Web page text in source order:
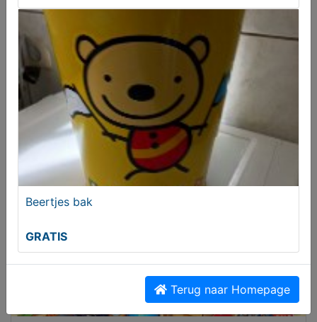
MijnKoopwaar leuk?! Zegt het voort!!
Beertjes bak
GRATIS
Terug naar Homepage